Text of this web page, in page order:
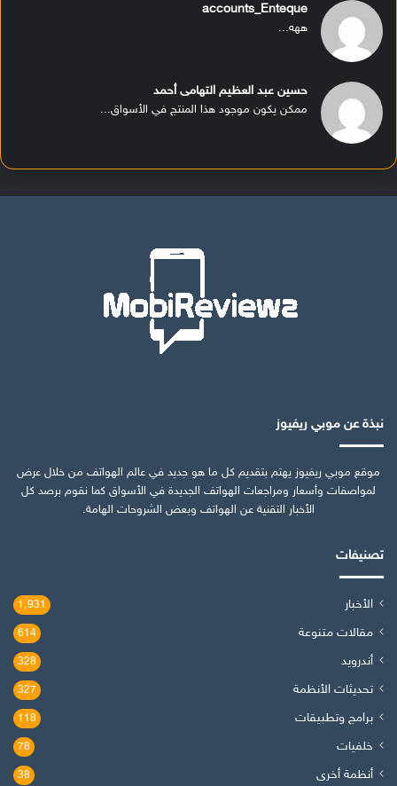
accounts_Enteque
ههه...
حسين عبد العظيم التهامى أحمد
ممكن يكون موجود هذا المنتج في الأسواق...
نبذة عن موبي ريفيوز
موقع موبي ريفيوز يهتم بتقديم كل ما هو جديد في عالم الهواتف من خلال عرض
لمواصفات وأسعار ومراجعات الهواتف الجديدة في الأسواق كما نقوم برصد كل
الأخبار التقنية عن الهواتف وبعض الشروحات الهامة.
تصنيفات
الأخبار 1٬931
مقالات متنوعة 614
أندرويد 328
تحديثات الأنظمة 327
برامج وتطبيقات 118
خلفيات 78
أنظمة أخرى 38